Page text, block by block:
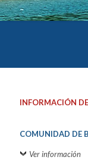
INFORMACIÓN
COMUNIDAD DE
Ver información